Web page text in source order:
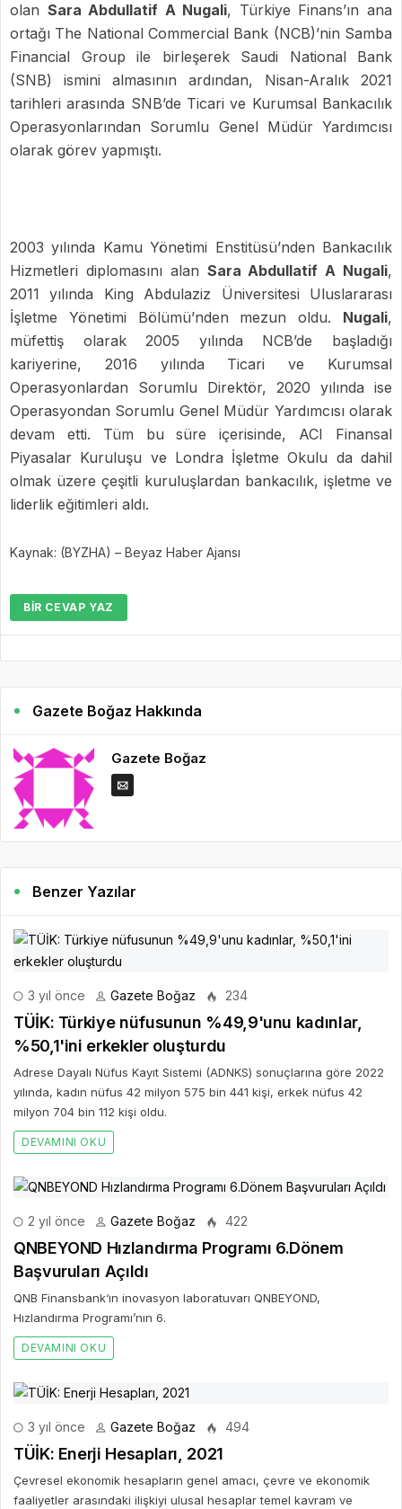
olan Sara Abdullatif A Nugali, Türkiye Finans’ın ana
ortağı The National Commercial Bank (NCB)’nin Samba
Financial Group ile birleşerek Saudi National Bank
(SNB) ismini almasının ardından, Nisan-Aralık 2021
tarihleri arasında SNB’de Ticari ve Kurumsal Bankacılık
Operasyonlarından Sorumlu Genel Müdür Yardımcısı
olarak görev yapmıştı.
2003 yılında Kamu Yönetimi Enstitüsü’nden Bankacılık
Hizmetleri diplomasını alan Sara Abdullatif A Nugali,
2011 yılında King Abdulaziz Üniversitesi Uluslararası
İşletme Yönetimi Bölümü’nden mezun oldu. Nugali,
müfettiş olarak 2005 yılında NCB’de başladığı
kariyerine, 2016 yılında Ticari ve Kurumsal
Operasyonlardan Sorumlu Direktör, 2020 yılında ise
Operasyondan Sorumlu Genel Müdür Yardımcısı olarak
devam etti. Tüm bu süre içerisinde, ACI Finansal
Piyasalar Kuruluşu ve Londra İşletme Okulu da dahil
olmak üzere çeşitli kuruluşlardan bankacılık, işletme ve
liderlik eğitimleri aldı.
Kaynak: (BYZHA) – Beyaz Haber Ajansı
BIR CEVAP YAZ
Gazete Boğaz Hakkında
Gazete Boğaz
Benzer Yazılar
3 yıl önce Gazete Boğaz 234
TÜİK: Türkiye nüfusunun %49,9'unu kadınlar,
%50,1'ini erkekler oluşturdu
Adrese Dayalı Nüfus Kayıt Sistemi (ADNKS) sonuçlarına göre 2022
yılında, kadın nüfus 42 milyon 575 bin 441 kişi, erkek nüfus 42
milyon 704 bin 112 kişi oldu.
DEVAMINI OKU
2 yıl önce Gazete Boğaz 422
QNBEYOND Hızlandırma Programı 6.Dönem
Başvuruları Açıldı
QNB Finansbank‘ın inovasyon laboratuvarı QNBEYOND,
Hızlandırma Programı’nın 6.
DEVAMINI OKU
3 yıl önce Gazete Boğaz 494
TÜİK: Enerji Hesapları, 2021
Çevresel ekonomik hesapların genel amacı, çevre ve ekonomik
faaliyetler arasındaki ilişkiyi ulusal hesaplar temel kavram ve